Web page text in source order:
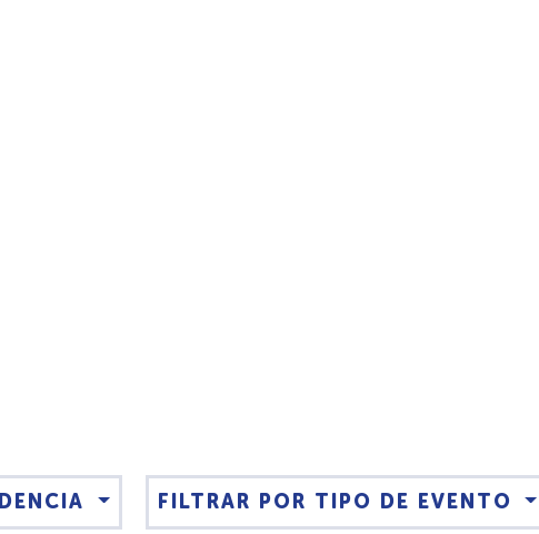
FILTRAR POR TIPO DE EVENTO